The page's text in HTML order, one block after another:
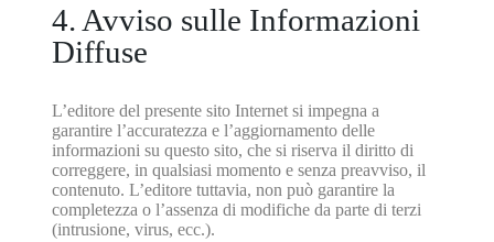
4. Avviso sulle Informazioni
Diffuse
L’editore del presente sito Internet si impegna a
garantire l’accuratezza e l’aggiornamento delle
informazioni su questo sito, che si riserva il diritto di
correggere, in qualsiasi momento e senza preavviso, il
contenuto. L’editore tuttavia, non può garantire la
completezza o l’assenza di modifiche da parte di terzi
(intrusione, virus, ecc.).